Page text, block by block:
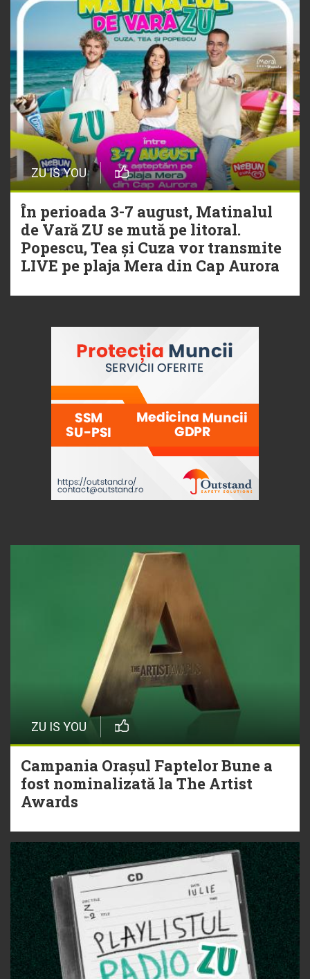
ZU IS YOU
În perioada 3-7 august, Matinalul
de Vară ZU se mută pe litoral.
Popescu, Tea și Cuza vor transmite
LIVE pe plaja Mera din Cap Aurora
ZU IS YOU
Campania Orașul Faptelor Bune a
fost nominalizată la The Artist
Awards